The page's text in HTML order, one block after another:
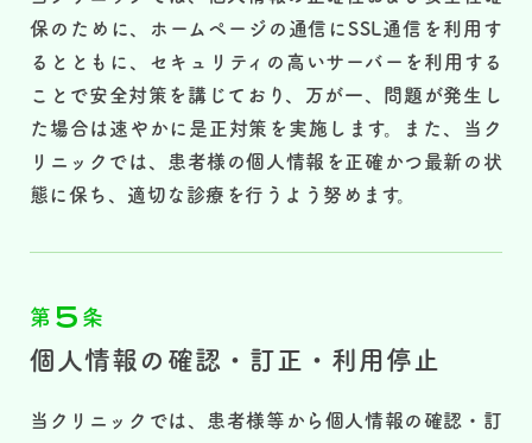
保のために、ホームページの通信にSSL通信を利用す
るとともに、セキュリティの高いサーバーを利用する
ことで安全対策を講じており、万が一、問題が発生し
た場合は速やかに是正対策を実施します。また、当ク
リニックでは、患者様の個人情報を正確かつ最新の状
態に保ち、適切な診療を行うよう努めます。
第 5 条
個人情報の確認・訂正・利用停止
当クリニックでは、患者様等から個人情報の確認・訂